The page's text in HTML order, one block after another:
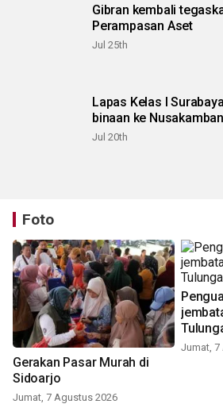
Gibran kembali
Perampasan Aset
Jul 25th
Lapas Kelas I
binaan ke
Jul 20th
Foto
Gerakan Pasar Murah di
Sidoarjo
Jumat, 7 Agustus 2026